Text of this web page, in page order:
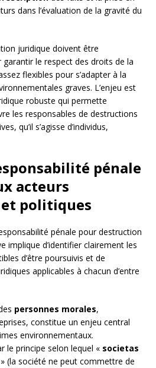
dans l’évaluation de la gravité du
juridique doivent être
le respect des droits de la
flexibles pour s’adapter à la
graves. L’enjeu est
robuste qui permette
les responsables de destructions
qu’il s’agisse d’individus,
pénale
acteurs
politiques
pénale pour destruction
implique d’identifier clairement les
d’être poursuivis et de
applicables à chacun d’entre
personnes morales,
constitue un enjeu central
environnementaux.
le principe selon lequel « societas
» (la société ne peut commettre de